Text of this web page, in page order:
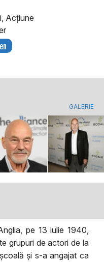
Acţiune
GALERIE
pe 13 iulie 1940,
grupuri de actori de la
și s-a angajat ca